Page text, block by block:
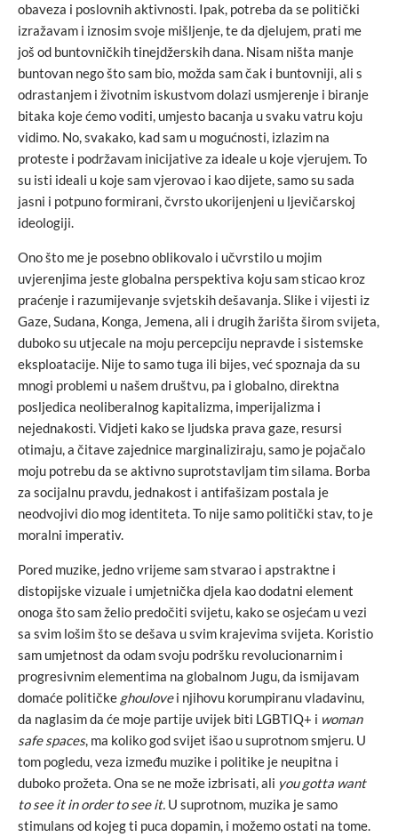
obaveza i poslovnih aktivnosti. Ipak, potreba da se politički
izražavam i iznosim svoje mišljenje, te da djelujem, prati me
još od buntovničkih tinejdžerskih dana. Nisam ništa manje
buntovan nego što sam bio, možda sam čak i buntovniji, ali s
odrastanjem i životnim iskustvom dolazi usmjerenje i biranje
bitaka koje ćemo voditi, umjesto bacanja u svaku vatru koju
vidimo. No, svakako, kad sam u mogućnosti, izlazim na
proteste i podržavam inicijative za ideale u koje vjerujem. To
su isti ideali u koje sam vjerovao i kao dijete, samo su sada
jasni i potpuno formirani, čvrsto ukorijenjeni u ljevičarskoj
ideologiji.
Ono što me je posebno oblikovalo i učvrstilo u mojim
uvjerenjima jeste globalna perspektiva koju sam sticao kroz
praćenje i razumijevanje svjetskih dešavanja. Slike i vijesti iz
Gaze, Sudana, Konga, Jemena, ali i drugih žarišta širom svijeta,
duboko su utjecale na moju percepciju nepravde i sistemske
eksploatacije. Nije to samo tuga ili bijes, već spoznaja da su
mnogi problemi u našem društvu, pa i globalno, direktna
posljedica neoliberalnog kapitalizma, imperijalizma i
nejednakosti. Vidjeti kako se ljudska prava gaze, resursi
otimaju, a čitave zajednice marginaliziraju, samo je pojačalo
moju potrebu da se aktivno suprotstavljam tim silama. Borba
za socijalnu pravdu, jednakost i antifašizam postala je
neodvojivi dio mog identiteta. To nije samo politički stav, to je
moralni imperativ.
Pored muzike, jedno vrijeme sam stvarao i apstraktne i
distopijske vizuale i umjetnička djela kao dodatni element
onoga što sam želio predočiti svijetu, kako se osjećam u vezi
sa svim lošim što se dešava u svim krajevima svijeta. Koristio
sam umjetnost da odam svoju podršku revolucionarnim i
progresivnim elementima na globalnom Jugu, da ismijavam
domaće političke ghoulovei njihovu korumpiranu vladavinu,
da naglasim da će moje partije uvijek biti LGBTIQ+ i woman
safe spaces, ma koliko god svijet išao u suprotnom smjeru. U
tom pogledu, veza između muzike i politike je neupitna i
duboko prožeta. Ona se ne može izbrisati, ali you gotta want
to see it in order to see it. U suprotnom, muzika je samo
stimulans od kojeg ti puca dopamin, i možemo ostati na tome.